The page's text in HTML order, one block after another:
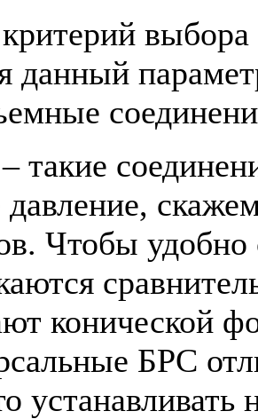
данный
такие
давление,
Чтобы удобно
конической
БРС
устанавливать